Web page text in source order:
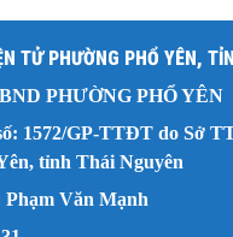
TỬ PHƯỜNG PHỔ YÊN,
PHƯỜNG PHỔ YÊN
1572/GP-TTĐT do Sở
tỉnh Thái Nguyên
Văn Mạnh